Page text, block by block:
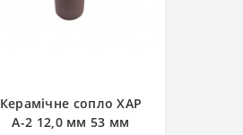
Керамічне сопло ХАР
А-2 12,0 мм 53 мм